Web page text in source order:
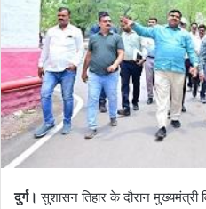
दुर्ग। सुशासन तिहार के दौरान मुख्यमंत्री